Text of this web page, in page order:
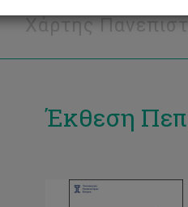
Χάρτης
Έκθεση